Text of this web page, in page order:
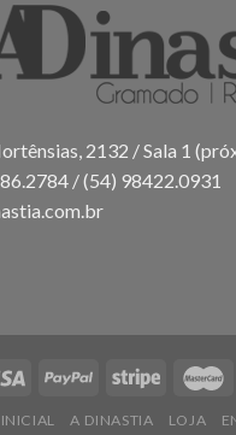
2132 / Sala 1
/ (54) 98422.0931
A DINASTIA LOJA